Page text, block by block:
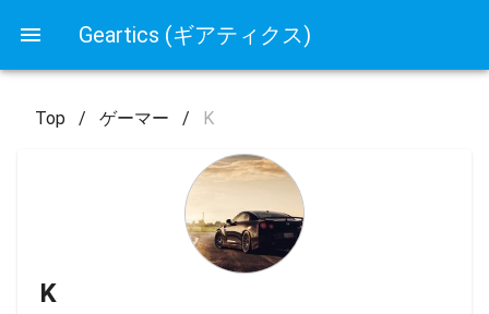
Geartics (ギアティクス)
Top / ゲーマー / K
K